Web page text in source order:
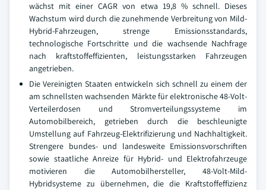
wächst mit einer CAGR von etwa 19,8 % schnell. Dieses
Wachstum wird durch die zunehmende Verbreitung von Mild-
Hybrid-Fahrzeugen, strenge Emissionsstandards,
technologische Fortschritte und die wachsende Nachfrage
nach kraftstoffeffizienten, leistungsstarken Fahrzeugen
angetrieben.
Die Vereinigten Staaten entwickeln sich schnell zu einem der
am schnellsten wachsenden Märkte für elektronische 48-Volt-
Verteilerdosen und Stromverteilungssysteme im
Automobilbereich, getrieben durch die beschleunigte
Umstellung auf Fahrzeug-Elektrifizierung und Nachhaltigkeit.
Strengere bundes- und landesweite Emissionsvorschriften
sowie staatliche Anreize für Hybrid- und Elektrofahrzeuge
motivieren die Automobilhersteller, 48-Volt-Mild-
Hybridsysteme zu übernehmen, die die Kraftstoffeffizienz